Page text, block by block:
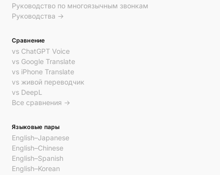
Руководство по многоязычным звонкам
Руководства →
Сравнение
vs ChatGPT Voice
vs Google Translate
vs iPhone Translate
vs живой переводчик
vs DeepL
Все сравнения →
Языковые пары
English–Japanese
English–Chinese
English–Spanish
English–Korean